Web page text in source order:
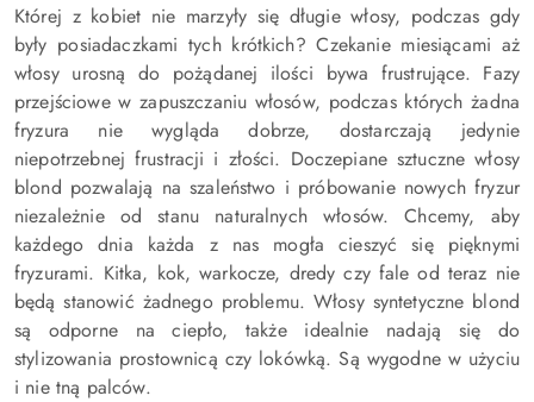
Której z kobiet nie marzyły się długie włosy, podczas gdy
były posiadaczkami tych krótkich? Czekanie miesiącami aż
włosy urosną do pożądanej ilości bywa frustrujące. Fazy
przejściowe w zapuszczaniu włosów, podczas których żadna
fryzura nie wygląda dobrze, dostarczają jedynie
niepotrzebnej frustracji i złości. Doczepiane sztuczne włosy
blond pozwalają na szaleństwo i próbowanie nowych fryzur
niezależnie od stanu naturalnych włosów. Chcemy, aby
każdego dnia każda z nas mogła cieszyć się pięknymi
fryzurami. Kitka, kok, warkocze, dredy czy fale od teraz nie
będą stanowić żadnego problemu. Włosy syntetyczne blond
są odporne na ciepło, także idealnie nadają się do
stylizowania prostownicą czy lokówką. Są wygodne w użyciu
i nie tną palców.